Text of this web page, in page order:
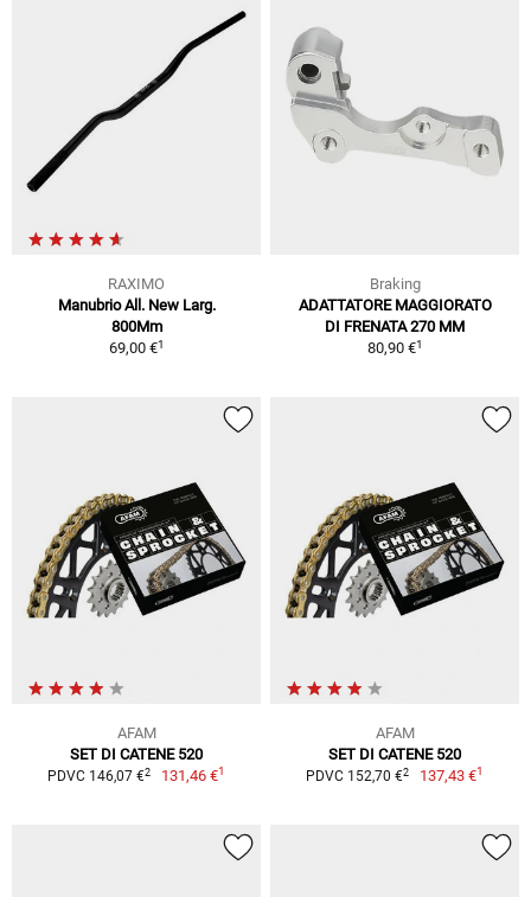
RAXIMO
Manubrio All. New Larg.
800Mm
69,00 €1
Braking
ADATTATORE MAGGIORATO
DI FRENATA 270 MM
80,90 €1
AFAM
SET DI CATENE 520
PDVC 146,07 €2 131,46 €1
AFAM
SET DI CATENE 520
PDVC 152,70 €2 137,43 €1